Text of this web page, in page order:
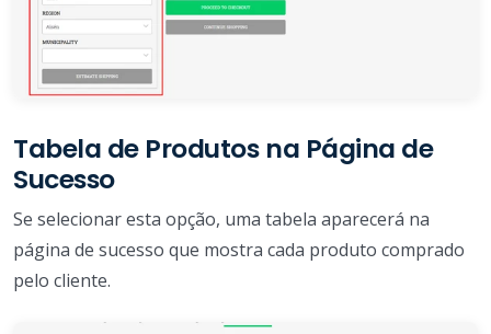
Tabela de Produtos na Página de
Sucesso
Se selecionar esta opção, uma tabela aparecerá na
página de sucesso que mostra cada produto comprado
pelo cliente.